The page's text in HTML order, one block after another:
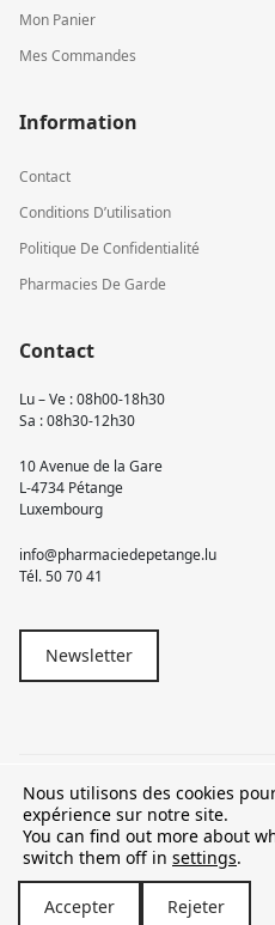
Mon Panier
Mes Commandes
Information
Contact
Conditions D’utilisation
Politique De Confidentialité
Pharmacies De Garde
Contact
Lu – Ve : 08h00-18h30
Sa : 08h30-12h30
10 Avenue de la Gare
L-4734 Pétange
Luxembourg
info@pharmaciedepetange.lu
Tél.50 70 41
Newsletter
© 2026
TVA
Nous utilisons des cookies
expérience sur notre site.
You can find out more about
switch them off in settings.
Accepter Rejeter